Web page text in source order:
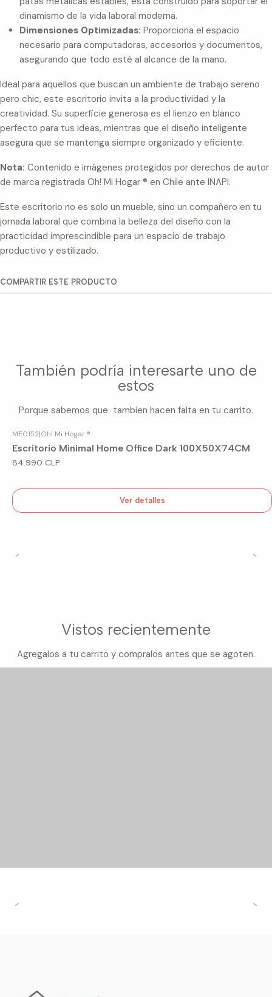
dinamismo de la vida laboral moderna.
Dimensiones Optimizadas: Proporciona el espacio
necesario para computadoras, accesorios y documentos,
asegurando que todo esté al alcance de la mano.
Ideal para aquellos que buscan un ambiente de trabajo sereno
pero chic, este escritorio invita a la productividad y la
creatividad. Su superficie generosa es el lienzo en blanco
perfecto para tus ideas, mientras que el diseño inteligente
asegura que se mantenga siempre organizado y eficiente.
Nota: Contenido e imágenes protegidos por derechos de autor
de marca registrada Oh! Mi Hogar ® en Chile ante INAPI.
Este escritorio no es solo un mueble, sino un compañero en tu
jornada laboral que combina la belleza del diseño con la
practicidad imprescindible para un espacio de trabajo
productivo y estilizado.
COMPARTIR ESTE PRODUCTO
También podría interesarte uno de
estos
Porque sabemos que tambien hacen falta en tu carrito.
Agotado
ME0152|Oh! Mi Hogar ®
Escritorio Minimal Home Office Dark 100X50X74CM
84.990 CLP
Ver detalles
Vistos recientemente
Agregalos a tu carrito y compralos antes que se agoten.